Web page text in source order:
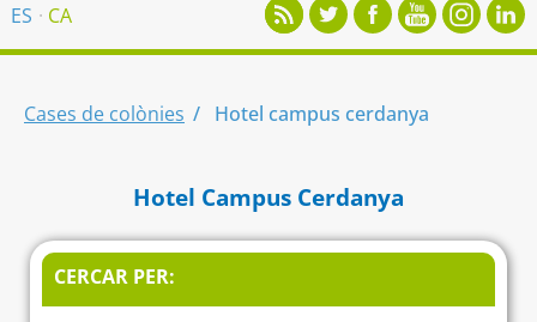
ES CA
Cases de colònies Hotel campus cerdanya
Hotel Campus Cerdanya
CERCAR PER: